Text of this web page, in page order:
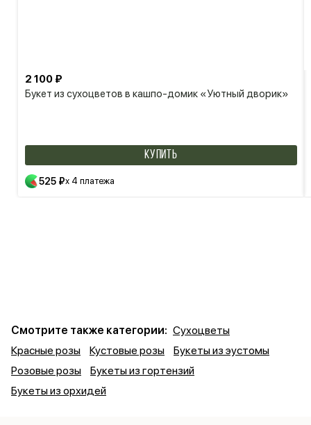
Букет из сухоцветов в кашпо-домик «Уютный дворик»
2 100 ₽
КУПИТЬ
525 ₽x 4 платежа
Смотрите также категории: Сухоцветы
Красные розы
Кустовые розы
Букеты из эустомы
Розовые розы
Букеты из гортензий
Букеты из орхидей